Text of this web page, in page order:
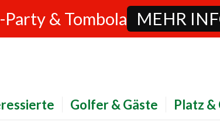
Golfer & Gäste Platz &
& Tombola MEHR